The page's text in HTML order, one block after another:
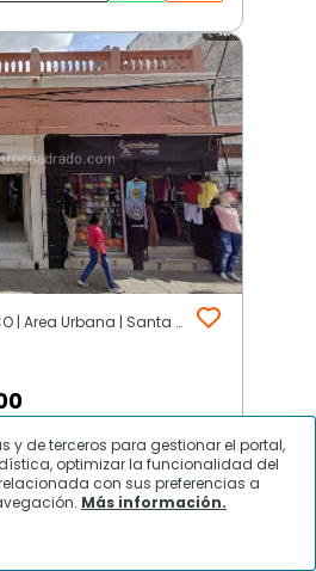
CENTRO HISTORICO | Area Urbana | Santa Marta
CENTRO HISTORICO,
y de terceros para gestionar el portal,
optimizar la funcionalidad del
con sus preferencias a
Más información.